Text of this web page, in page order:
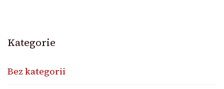
Kategorie
Bez kategorii